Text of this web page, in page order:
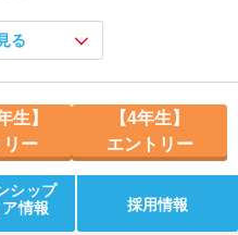
サポートインターン◇住宅業界
時 愛知県：随時
る
生】
リー
【4年生】
エントリー
シップ
ア情報
採用情報